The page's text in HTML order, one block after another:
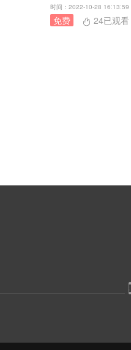
时间：2022-10-28 16:13:59
免费 24已观看